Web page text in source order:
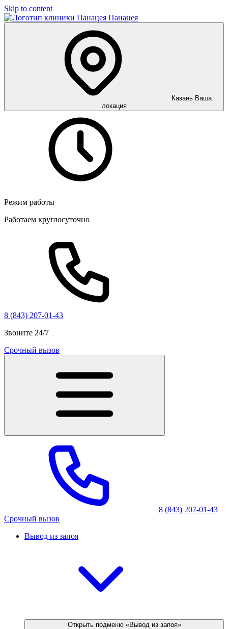
Skip to content
Панацея
Казань Ваша
локация
Режим работы
Работаем круглосуточно
8 (843) 207-01-43
Звоните 24/7
Срочный вызов
8 (843) 207-01-43
Срочный вызов
Вывод из запоя
Открыть подменю «Вывод из запоя»